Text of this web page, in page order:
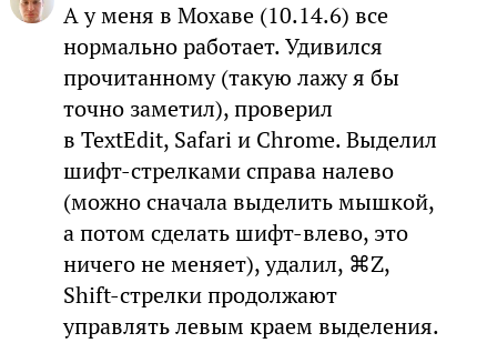
А у меня в Мохаве (10.14.6) все
нормально работает. Удивился
прочитанному (такую лажу я бы
точно заметил), проверил
в TextEdit, Safari и Chrome. Выделил
шифт-стрелками справа налево
(можно сначала выделить мышкой,
а потом сделать шифт-влево, это
ничего не меняет), удалил, ⌘Z,
Shift-стрелки продолжают
управлять левым краем выделения.